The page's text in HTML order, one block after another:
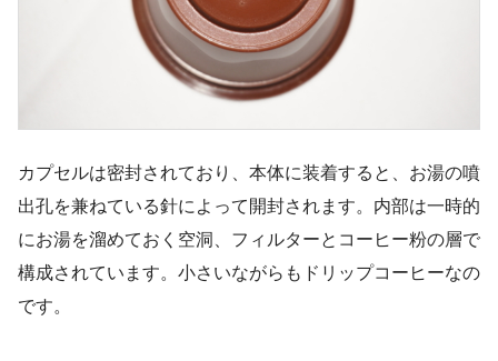
カプセルは密封されており、本体に装着すると、お湯の噴
出孔を兼ねている針によって開封されます。内部は一時的
にお湯を溜めておく空洞、フィルターとコーヒー粉の層で
構成されています。小さいながらもドリップコーヒーなの
です。